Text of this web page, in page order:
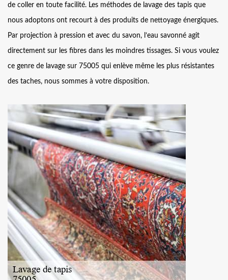
de coller en toute facilité. Les méthodes de lavage des tapis que
nous adoptons ont recourt à des produits de nettoyage énergiques.
Par projection à pression et avec du savon, l’eau savonné agit
directement sur les fibres dans les moindres tissages. Si vous voulez
ce genre de lavage sur 75005 qui enlève même les plus résistantes
des taches, nous sommes à votre disposition.